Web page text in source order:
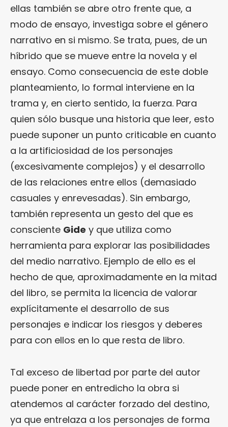
ellas también se abre otro frente que, a
modo de ensayo, investiga sobre el género
narrativo en si mismo. Se trata, pues, de un
híbrido que se mueve entre la novela y el
ensayo. Como consecuencia de este doble
planteamiento, lo formal interviene en la
trama y, en cierto sentido, la fuerza. Para
quien sólo busque una historia que leer, esto
puede suponer un punto criticable en cuanto
a la artificiosidad de los personajes
(excesivamente complejos) y el desarrollo
de las relaciones entre ellos (demasiado
casuales y enrevesadas). Sin embargo,
también representa un gesto del que es
consciente Gide y que utiliza como
herramienta para explorar las posibilidades
del medio narrativo. Ejemplo de ello es el
hecho de que, aproximadamente en la mitad
del libro, se permita la licencia de valorar
explícitamente el desarrollo de sus
personajes e indicar los riesgos y deberes
para con ellos en lo que resta de libro.
Tal exceso de libertad por parte del autor
puede poner en entredicho la obra si
atendemos al carácter forzado del destino,
ya que entrelaza a los personajes de forma